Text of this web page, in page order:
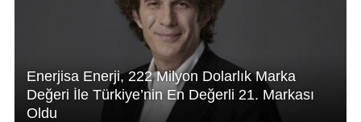
k
Enerjisa Enerji, 222 Milyon Dolarlık Marka
Değeri İle Türkiye’nin En Değerli 21. Markası
Oldu